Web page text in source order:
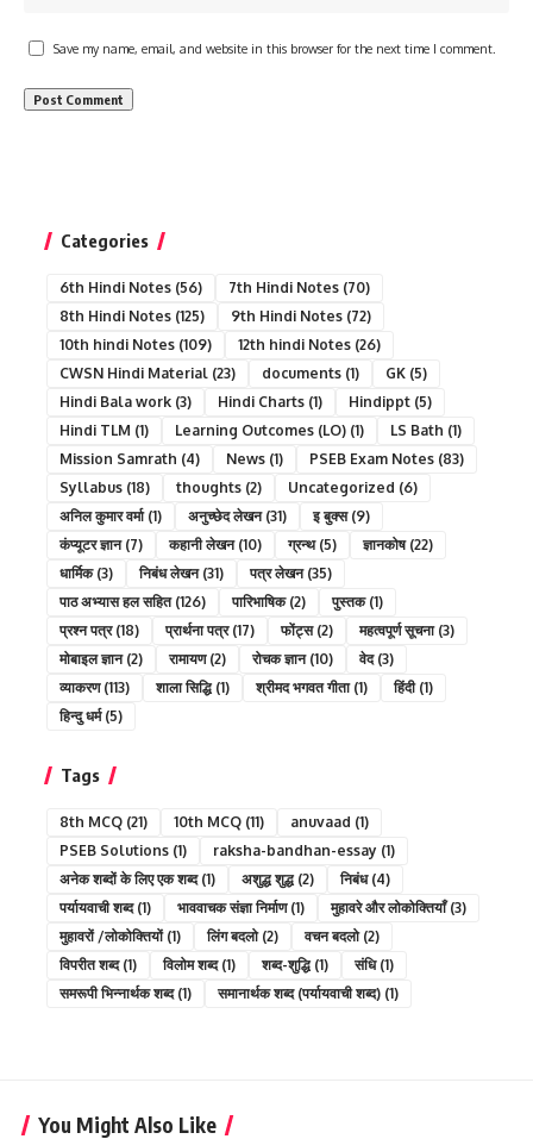
Save my name, email, and website in this browser for the next time I comment.
Categories
6th Hindi Notes (56) 7th Hindi Notes (70)
8th Hindi Notes (125) 9th Hindi Notes (72)
10th hindi Notes (109) 12th hindi Notes (26)
CWSN Hindi Material (23) documents (1) GK (5)
Hindi Bala work (3) Hindi Charts (1) Hindippt (5)
Hindi TLM (1) Learning Outcomes (LO) (1) LS Bath (1)
Mission Samrath (4) News (1) PSEB Exam Notes (83)
Syllabus (18) thoughts (2) Uncategorized (6)
अनिल कुमार वर्मा(1) अनुच्छेद लेखन(31) इ बुक्स(9)
कंप्यूटर ज्ञान(7) कहानी लेखन(10) ग्रन्थ(5) ज्ञानकोष(22)
धार्मिक(3) निबंध लेखन(31) पत्र लेखन(35)
पाठ अभ्यास हल सहित(126) पारिभाषिक(2) पुस्तक(1)
प्रश्न पत्र(18) प्रार्थना पत्र(17) फोंट्स(2) महत्वपूर्ण सूचना(3)
मोबाइल ज्ञान(2) रामायण(2) रोचक ज्ञान(10) वेद(3)
व्याकरण(113) शाला सिद्धि(1) श्रीमद भगवत गीता(1) हिंदी(1)
हिन्दु धर्म(5)
Tags
8th MCQ (21) 10th MCQ (11) anuvaad (1)
PSEB Solutions (1) raksha-bandhan-essay (1)
अनेक शब्दों के लिए एक शब्द(1) अशुद्ध शुद्ध(2) निबंध(4)
पर्यायवाची शब्द(1) भाववाचक संज्ञा निर्माण(1) मुहावरे और लोकोक्तियाँ(3)
मुहावरों /लोकोक्तियों(1) लिंग बदलो(2) वचन बदलो(2)
विपरीत शब्द(1) विलोम शब्द(1) शब्द-शुद्धि(1) संधि(1)
समरूपी भिन्नार्थक शब्द(1) समानार्थक शब्द (पर्यायवाची शब्द) (1)
You Might Also Like